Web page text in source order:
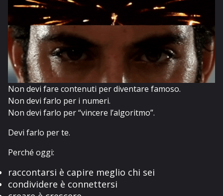
Non devi fare contenuti per diventare famoso.
Non devi farlo per i numeri.
Non devi farlo per “vincere l’algoritmo”.
Devi farlo per te.
Perché oggi:
raccontarsi è capire meglio chi sei
condividere è connettersi